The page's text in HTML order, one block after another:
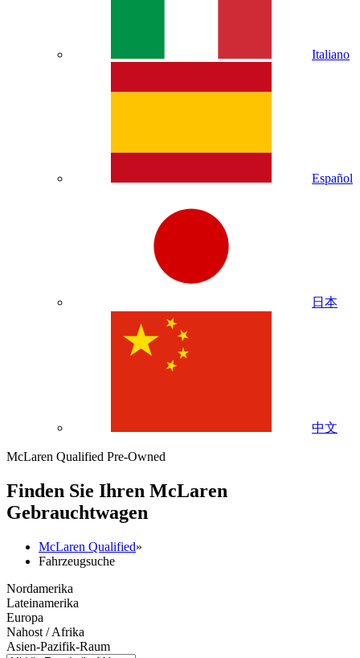
Italiano
Español
日本
中文
McLaren Qualified Pre-Owned
Finden Sie Ihren McLaren
Gebrauchtwagen
McLaren Qualified»
Fahrzeugsuche
Nordamerika
Lateinamerika
Europa
Nahost / Afrika
Asien-Pazifik-Raum